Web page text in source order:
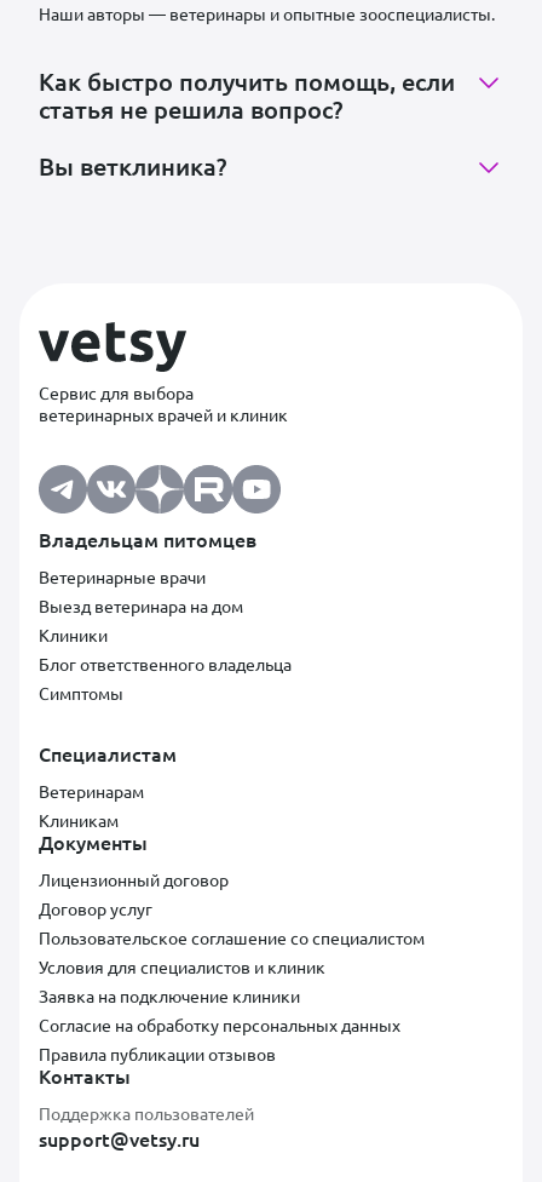
Наши авторы — ветеринары и опытные зооспециалисты.
Как быстро получить помощь, если
статья не решила вопрос?
Вы ветклиника?
Сервис для выбора
ветеринарных врачей и клиник
Владельцам питомцев
Ветеринарные врачи
Выезд ветеринара на дом
Клиники
Блог ответственного владельца
Симптомы
Специалистам
Ветеринарам
Клиникам
Документы
Лицензионный договор
Договор услуг
Пользовательское соглашение со специалистом
Условия для специалистов и клиник
Заявка на подключение клиники
Согласие на обработку персональных данных
Правила публикации отзывов
Контакты
Поддержка пользователей
support@vetsy.ru